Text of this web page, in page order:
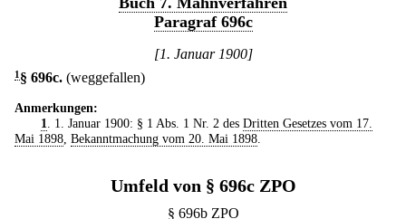
Paragraf 696c
[1. Januar 1900]
1 § 696c. (weggefallen)
Anmerkungen:
1
. 1. Januar 1900: § 1 Abs. 1 Nr. 2 des Dritten Gesetzes vom 17.
Mai 1898 Bekanntmachung vom 20. Mai 1898
Umfeld von § 696c ZPO
§ 696b ZPO